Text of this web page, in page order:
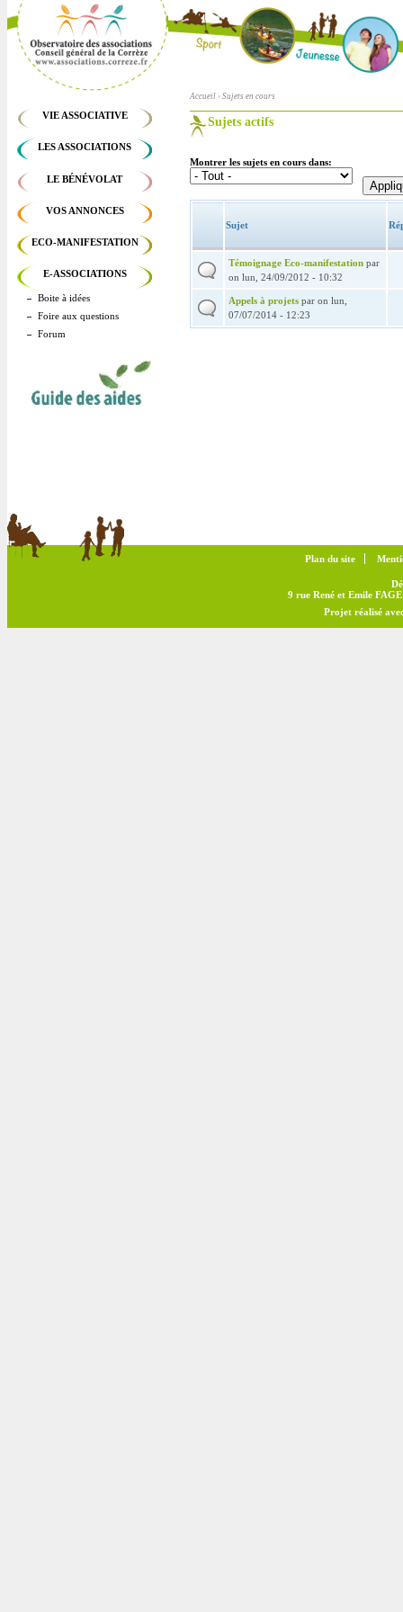
Vous êtes ici
Accueil › Sujets en cours
Sujets actifs
Onglets principaux
Montrer les sujets en cours dans:
Sujet
Témoignage Eco-manifestation par
on lun, 24/09/2012 - 10:32
Appels à projets par on lun,
07/07/2014 - 12:23
VIE ASSOCIATIVE
LES ASSOCIATIONS
LE BÉNÉVOLAT
VOS ANNONCES
ECO-MANIFESTATION
E-ASSOCIATIONS
Boite à idées
Foire aux questions
Forum
Plan du site
9 rue René et Emile
Projet réalisé